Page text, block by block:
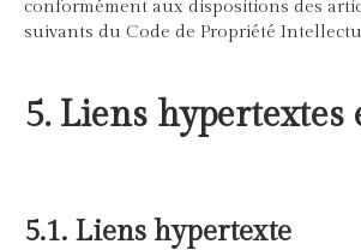
conformément aux dispositions des
suivants du Code de Propriété
5. Liens hypertextes
5.1. Liens hypertexte